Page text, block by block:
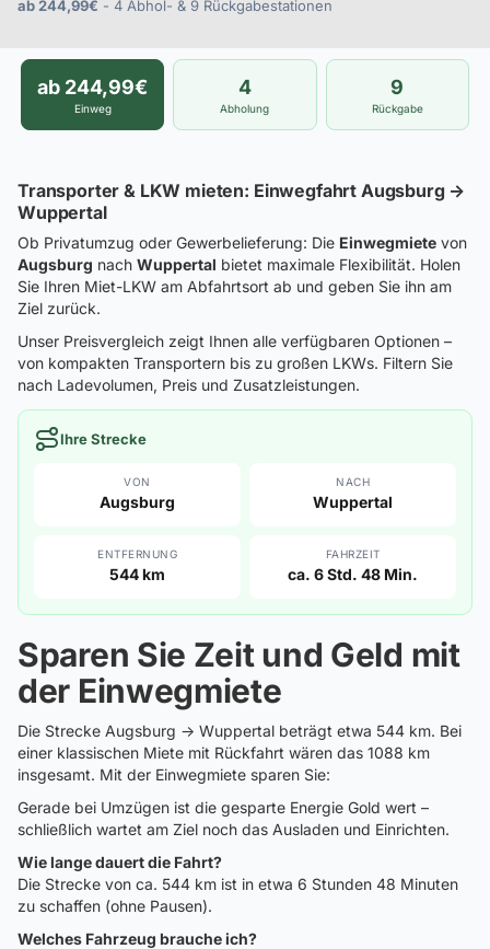
ab 244,99€ - 4 Abhol- & 9 Rückgabestationen
ab 244,99€
Einweg
4
Abholung
9
Rückgabe
Transporter & LKW mieten: Einwegfahrt Augsburg →
Wuppertal
Ob Privatumzug oder Gewerbelieferung: Die Einwegmiete von
Augsburg nach Wuppertal bietet maximale Flexibilität. Holen
Sie Ihren Miet-LKW am Abfahrtsort ab und geben Sie ihn am
Ziel zurück.
Unser Preisvergleich zeigt Ihnen alle verfügbaren Optionen –
von kompakten Transportern bis zu großen LKWs. Filtern Sie
nach Ladevolumen, Preis und Zusatzleistungen.
Ihre Strecke
VON
Augsburg
NACH
Wuppertal
ENTFERNUNG
544 km
FAHRZEIT
ca. 6 Std. 48 Min.
Sparen Sie Zeit und Geld mit
der Einwegmiete
Die Strecke Augsburg → Wuppertal beträgt etwa 544 km. Bei
einer klassischen Miete mit Rückfahrt wären das 1088 km
insgesamt. Mit der Einwegmiete sparen Sie:
Gerade bei Umzügen ist die gesparte Energie Gold wert –
schließlich wartet am Ziel noch das Ausladen und Einrichten.
Wie lange dauert die Fahrt?
Die Strecke von ca. 544 km ist in etwa 6 Stunden 48 Minuten
zu schaffen (ohne Pausen).
Welches Fahrzeug brauche ich?